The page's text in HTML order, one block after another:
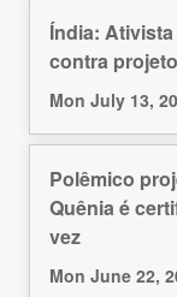
Índia:
contra
Mon July 13,
Polêmico
Quênia é
vez
Mon June 22,